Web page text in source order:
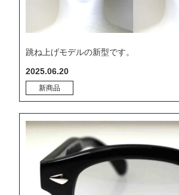
跳ね上げモデルの新型です。
2025.06.20
新商品